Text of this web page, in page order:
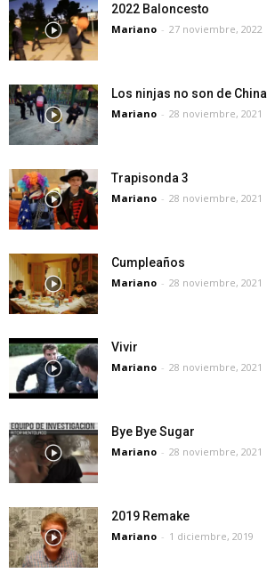
2022 Baloncesto
Mariano - 27 noviembre, 2022
Los ninjas no son de China
Mariano - 28 noviembre, 2021
Trapisonda 3
Mariano - 28 noviembre, 2021
Cumpleaños
Mariano - 28 noviembre, 2021
Vivir
Mariano - 28 noviembre, 2021
Bye Bye Sugar
Mariano - 28 noviembre, 2021
2019 Remake
Mariano - 1 diciembre, 2019